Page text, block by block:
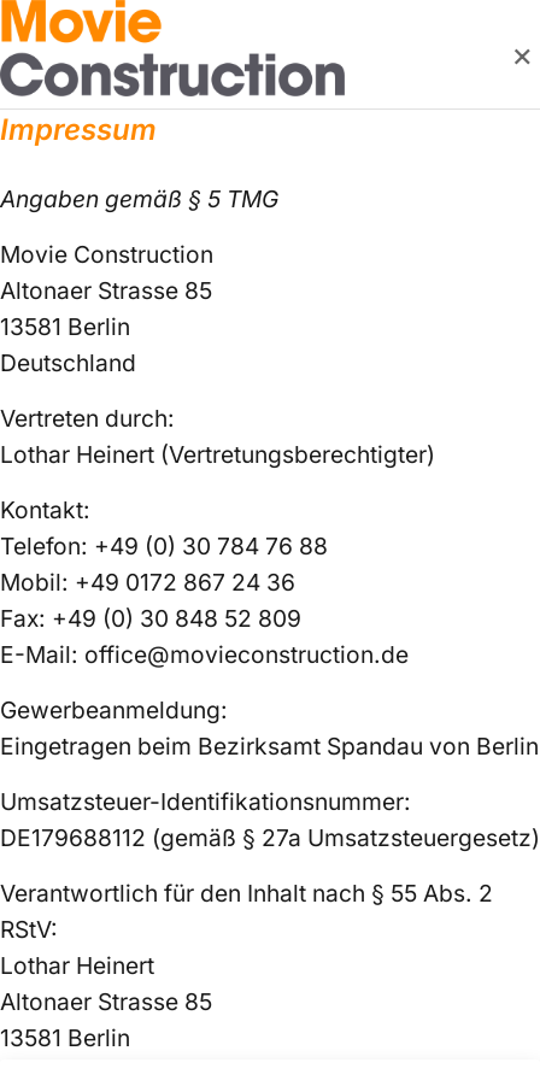
×
Impressum
Angaben gemäß § 5 TMG
Movie Construction
Altonaer Strasse 85
13581 Berlin
Deutschland
Vertreten durch:
Lothar Heinert (Vertretungsberechtigter)
Kontakt:
Telefon: +49 (0) 30 784 76 88
Mobil: +49 0172 867 24 36
Fax: +49 (0) 30 848 52 809
E-Mail: office@movieconstruction.de
Gewerbeanmeldung:
Eingetragen beim Bezirksamt Spandau von Berlin
Umsatzsteuer-Identifikationsnummer:
DE179688112 (gemäß § 27a Umsatzsteuergesetz)
Verantwortlich für den Inhalt nach § 55 Abs. 2
RStV:
Lothar Heinert
Altonaer Strasse 85
13581 Berlin